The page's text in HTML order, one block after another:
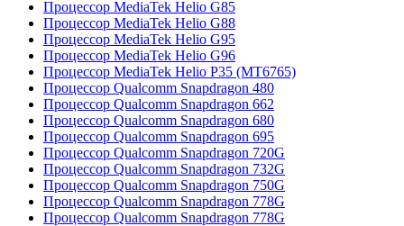
Процессор MediaTek Helio G85
Процессор MediaTek Helio G88
Процессор MediaTek Helio G95
Процессор MediaTek Helio G96
Процессор MediaTek Helio P35 (MT6765)
Процессор Qualcomm Snapdragon 480
Процессор Qualcomm Snapdragon 662
Процессор Qualcomm Snapdragon 680
Процессор Qualcomm Snapdragon 695
Процессор Qualcomm Snapdragon 720G
Процессор Qualcomm Snapdragon 732G
Процессор Qualcomm Snapdragon 750G
Процессор Qualcomm Snapdragon 778G
Процессор Qualcomm Snapdragon 778G